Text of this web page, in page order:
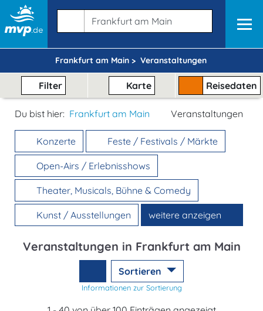
Frankfurt am Main > Veranstaltungen
Filter Karte Reisedaten
Du bist hier: Frankfurt am Main Veranstaltungen
Konzerte Feste / Festivals / Märkte
Open-Airs / Erlebnisshows
Theater, Musicals, Bühne & Comedy
Kunst / Ausstellungen weitere anzeigen
Veranstaltungen in Frankfurt am Main
Sortieren
Informationen zur Sortierung